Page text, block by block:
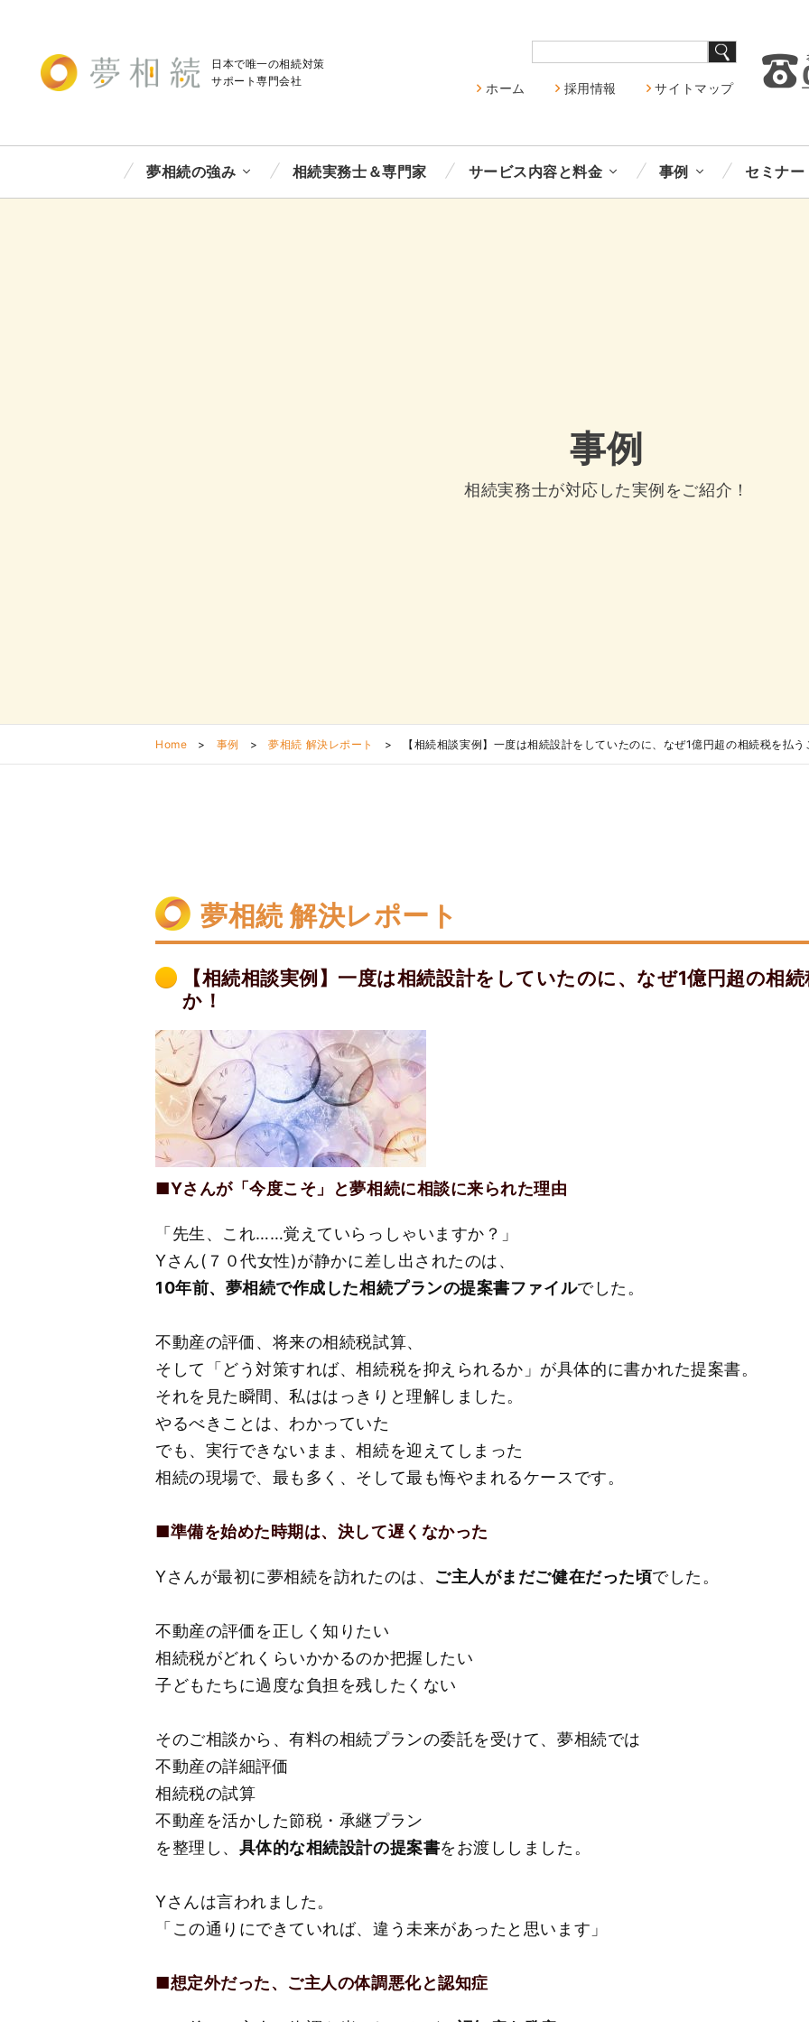
日本で唯一の相続対策
サポート専門会社 ホーム 採用情報 サイトマップ
夢相続の強み 相続実務士＆専門家 サービス内容と料金 事例 セミナー
事例
相続実務士が対応した実例をご紹介！
Home > 事例 > 夢相続 解決レポート > 【相続相談実例】一度は相続設計をしていたのに、なぜ1億円超の相続税を払
夢相続 解決レポート
【相続相談実例】一度は相続設計をしていたのに、なぜ1億円超の相
か！
■Yさんが「今度こそ」と夢相続に相談に来られた理由
「先生、これ……覚えていらっしゃいますか？」
Yさん(７０代女性)が静かに差し出されたのは、
10年前、夢相続で作成した相続プランの提案書ファイルでした。
不動産の評価、将来の相続税試算、
そして「どう対策すれば、相続税を抑えられるか」が具体的に書かれた提案書。
それを見た瞬間、私ははっきりと理解しました。
やるべきことは、わかっていた
でも、実行できないまま、相続を迎えてしまった
相続の現場で、最も多く、そして最も悔やまれるケースです。
■準備を始めた時期は、決して遅くなかった
Yさんが最初に夢相続を訪れたのは、 ご主人がまだご健在だった頃でした。
不動産の評価を正しく知りたい
相続税がどれくらいかかるのか把握したい
子どもたちに過度な負担を残したくない
そのご相談から、有料の相続プランの委託を受けて、夢相続では
不動産の詳細評価
相続税の試算
不動産を活かした節税・承継プラン
を整理し、 具体的な相続設計の提案書をお渡ししました。
Yさんは言われました。
「この通りにできていれば、違う未来があったと思います」
■想定外だった、ご主人の体調悪化と認知症